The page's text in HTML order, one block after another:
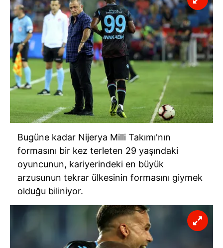
Bugüne kadar Nijerya Milli Takımı'nın
formasını bir kez terleten 29 yaşındaki
oyuncunun, kariyerindeki en büyük
arzusunun tekrar ülkesinin formasını giymek
olduğu biliniyor.